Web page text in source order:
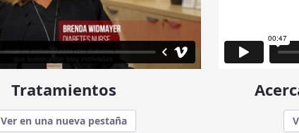
Tratamientos
Ver en una nueva pestaña